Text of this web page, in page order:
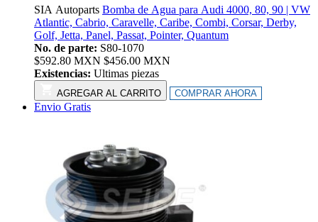
SIA Autoparts Bomba de Agua para Audi 4000, 80, 90 | VW
Atlantic, Cabrio, Caravelle, Caribe, Combi, Corsar, Derby,
Golf, Jetta, Panel, Passat, Pointer, Quantum
No. de parte: S80-1070
$592.80 MXN $456.00 MXN
Existencias: Ultimas piezas
AGREGAR AL CARRITO COMPRAR AHORA
Envio Gratis